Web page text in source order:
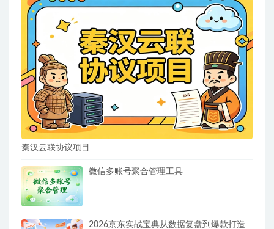
秦汉云联协议项目
微信多账号聚合管理工具
2026京东实战宝典从数据复盘到爆款打造